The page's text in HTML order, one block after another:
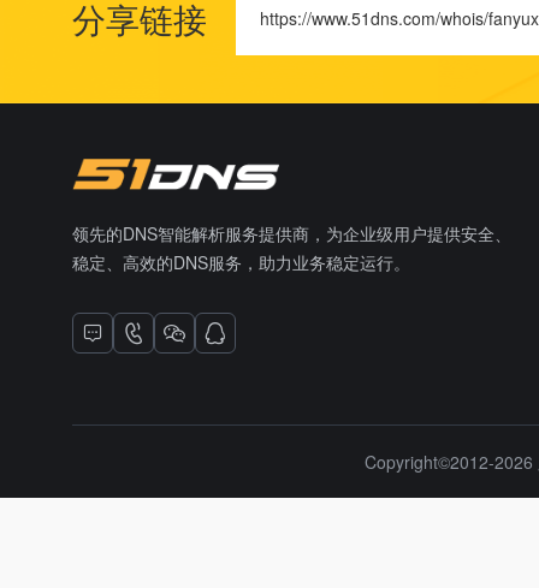
分享链接 https://www.51dns.com/whois/
领先的DNS智能解析服务提供商，为企业级用户提供安全、
稳定、高效的DNS服务，助力业务稳定运行。
Copyright©2012-2026